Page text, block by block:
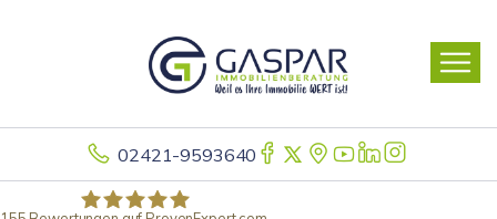
02421-9593640